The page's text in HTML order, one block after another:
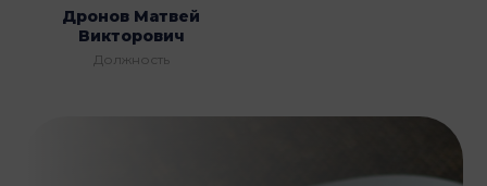
Дронов Матвей
Викторович
Должность